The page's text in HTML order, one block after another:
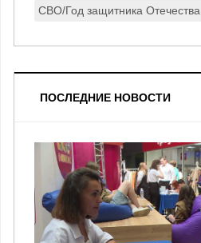
СВО/Год защитника Отечества
ПОСЛЕДНИЕ НОВОСТИ